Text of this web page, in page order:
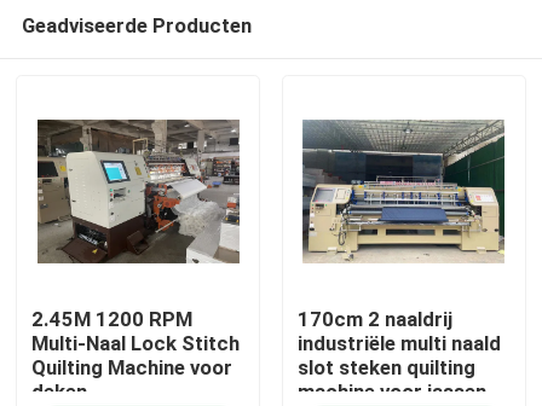
Geadviseerde Producten
2.45M 1200 RPM
Multi-Naal Lock Stitch
Quilting Machine voor
deken
170cm 2 naaldrij
industriële multi naald
slot steken quilting
machine voor jassen